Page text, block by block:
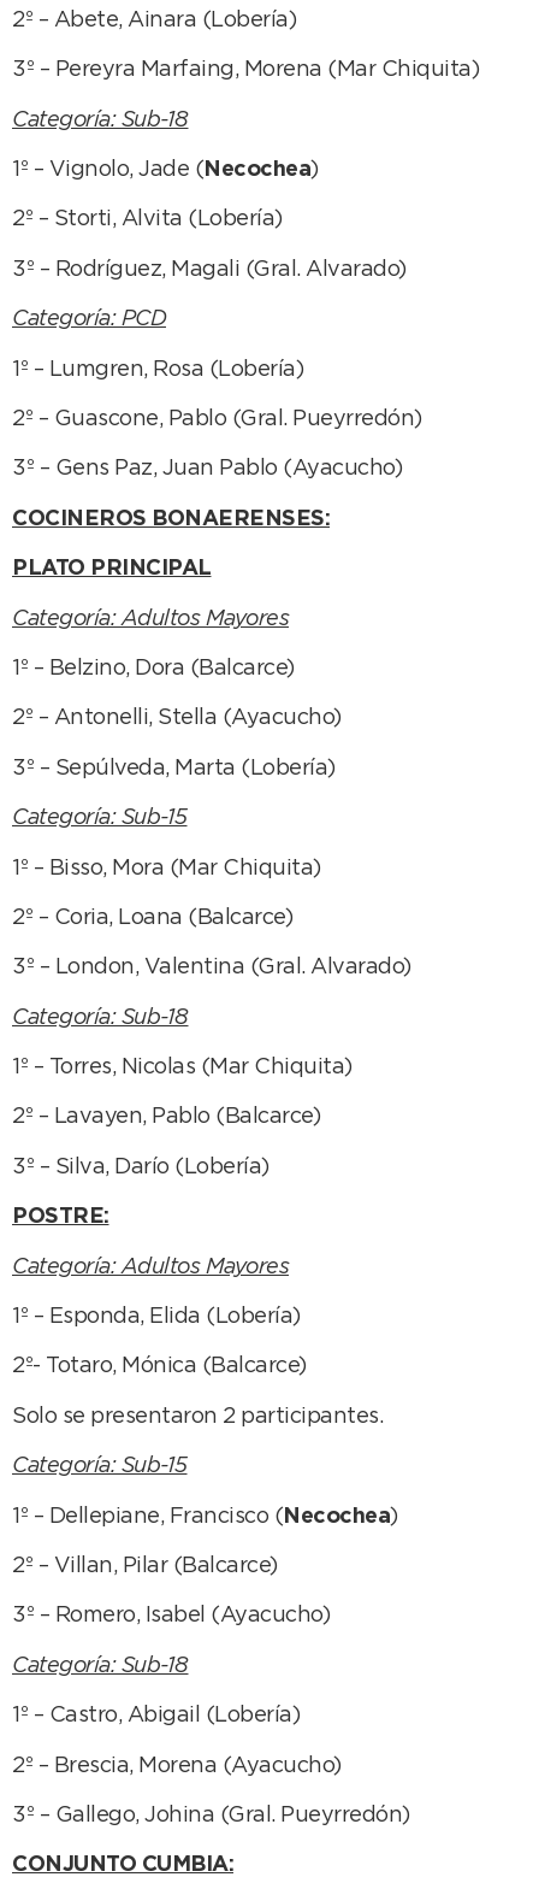
2º – Abete, Ainara (Lobería)
3º – Pereyra Marfaing, Morena (Mar Chiquita)
Categoría: Sub-18
1º – Vignolo, Jade ( Necochea)
2º – Storti, Alvita (Lobería)
3º – Rodríguez, Magali (Gral. Alvarado)
Categoría: PCD
1º – Lumgren, Rosa (Lobería)
2º – Guascone, Pablo (Gral. Pueyrredón)
3º – Gens Paz, Juan Pablo (Ayacucho)
COCINEROS BONAERENSES:
PLATO PRINCIPAL
Categoría: Adultos Mayores
1º – Belzino, Dora (Balcarce)
2º – Antonelli, Stella (Ayacucho)
3º – Sepúlveda, Marta (Lobería)
Categoría: Sub-15
1º – Bisso, Mora (Mar Chiquita)
2º – Coria, Loana (Balcarce)
3º – London, Valentina (Gral. Alvarado)
Categoría: Sub-18
1º – Torres, Nicolas (Mar Chiquita)
2º – Lavayen, Pablo (Balcarce)
3º – Silva, Darío (Lobería)
POSTRE:
Categoría: Adultos Mayores
1º – Esponda, Elida (Lobería)
2º- Totaro, Mónica (Balcarce)
Solo se presentaron 2 participantes.
Categoría: Sub-15
1º – Dellepiane, Francisco ( Necochea)
2º – Villan, Pilar (Balcarce)
3º – Romero, Isabel (Ayacucho)
Categoría: Sub-18
1º – Castro, Abigail (Lobería)
2º – Brescia, Morena (Ayacucho)
3º – Gallego, Johina (Gral. Pueyrredón)
CONJUNTO CUMBIA: